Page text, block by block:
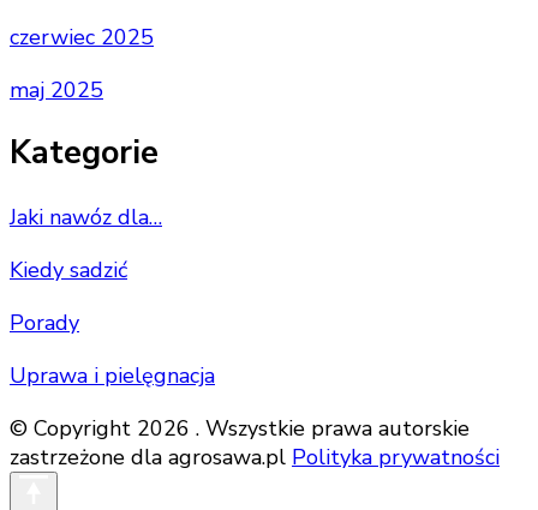
czerwiec 2025
maj 2025
Kategorie
Jaki nawóz dla…
Kiedy sadzić
Porady
Uprawa i pielęgnacja
© Copyright 2026 . Wszystkie prawa autorskie
zastrzeżone dla agrosawa.pl Polityka prywatności